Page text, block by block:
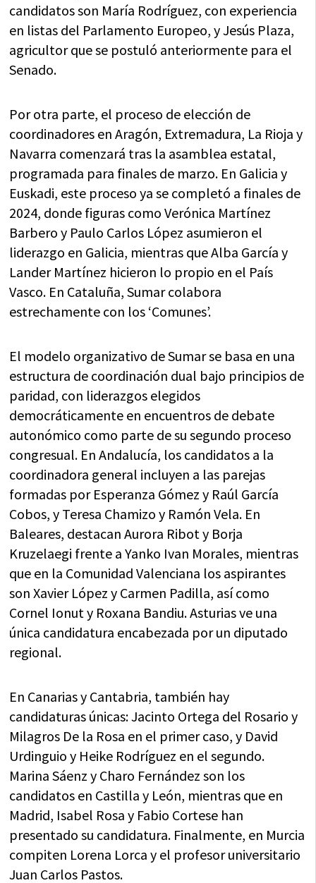
candidatos son María Rodríguez, con experiencia
en listas del Parlamento Europeo, y Jesús Plaza,
agricultor que se postuló anteriormente para el
Senado.
Por otra parte, el proceso de elección de
coordinadores en Aragón, Extremadura, La Rioja y
Navarra comenzará tras la asamblea estatal,
programada para finales de marzo. En Galicia y
Euskadi, este proceso ya se completó a finales de
2024, donde figuras como Verónica Martínez
Barbero y Paulo Carlos López asumieron el
liderazgo en Galicia, mientras que Alba García y
Lander Martínez hicieron lo propio en el País
Vasco. En Cataluña, Sumar colabora
estrechamente con los ‘Comunes’.
El modelo organizativo de Sumar se basa en una
estructura de coordinación dual bajo principios de
paridad, con liderazgos elegidos
democráticamente en encuentros de debate
autonómico como parte de su segundo proceso
congresual. En Andalucía, los candidatos a la
coordinadora general incluyen a las parejas
formadas por Esperanza Gómez y Raúl García
Cobos, y Teresa Chamizo y Ramón Vela. En
Baleares, destacan Aurora Ribot y Borja
Kruzelaegi frente a Yanko Ivan Morales, mientras
que en la Comunidad Valenciana los aspirantes
son Xavier López y Carmen Padilla, así como
Cornel Ionut y Roxana Bandiu. Asturias ve una
única candidatura encabezada por un diputado
regional.
En Canarias y Cantabria, también hay
candidaturas únicas: Jacinto Ortega del Rosario y
Milagros De la Rosa en el primer caso, y David
Urdinguio y Heike Rodríguez en el segundo.
Marina Sáenz y Charo Fernández son los
candidatos en Castilla y León, mientras que en
Madrid, Isabel Rosa y Fabio Cortese han
presentado su candidatura. Finalmente, en Murcia
compiten Lorena Lorca y el profesor universitario
Juan Carlos Pastos.